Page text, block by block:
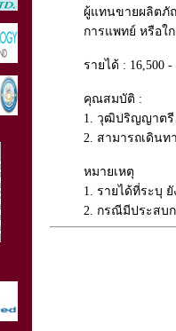
ผู้แทนขายผลิตภั
การแพทย์ หรือใ
รายได้ : 16,500
คุณสมบัติ :
1. วุฒิปริญญาตรี
2. สามารถเดินท
หมายเหตุ
1. รายได้ที่ระบุ ยั
2. กรณีมีประสบ